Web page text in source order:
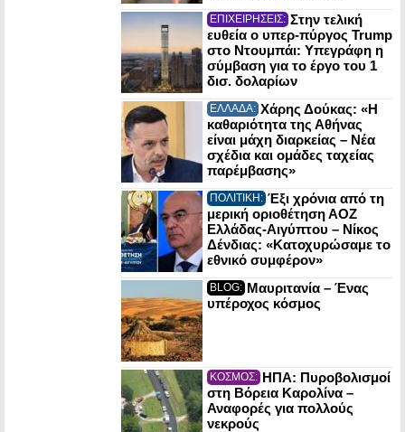
ΕΠΙΧΕΙΡΗΣΕΙΣ: Στην τελική
ευθεία ο υπερ-πύργος Trump
στο Ντουμπάι: Υπεγράφη η
σύμβαση για το έργο του 1
δισ. δολαρίων
ΕΛΛΑΔΑ: Χάρης Δούκας: «Η
καθαριότητα της Αθήνας
είναι μάχη διαρκείας – Νέα
σχέδια και ομάδες ταχείας
παρέμβασης»
ΠΟΛΙΤΙΚΗ: Έξι χρόνια από τη
μερική οριοθέτηση ΑΟΖ
Ελλάδας-Αιγύπτου – Νίκος
Δένδιας: «Κατοχυρώσαμε το
εθνικό συμφέρον»
BLOG: Μαυριτανία – Ένας
υπέροχος κόσμος
ΚΟΣΜΟΣ: ΗΠΑ: Πυροβολισμοί
στη Βόρεια Καρολίνα –
Αναφορές για πολλούς
νεκρούς